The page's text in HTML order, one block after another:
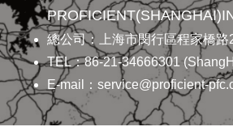
總公司：上海市閔行區程家橋
TEL：86-21-34666301
E-mail：service@proficient-